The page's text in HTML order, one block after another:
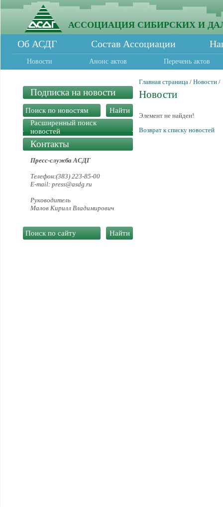
АССОЦИАЦИЯ СИБИРСКИХ И
Об АСДГ Состав Ассоциации
Новости Анонс актов Перечень актов
Подписка на новости
Расширенный поиск
новостей
Контакты
Пресс-служба АСДГ
Телефон:(383) 223-85-00
E-mail: press@asdg.ru
Руководитель
Малов Кирилл Владимирович
Главная страница / Новости /
Новости
Элемент не найден!
Возврат к списку новостей